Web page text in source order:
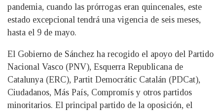
pandemia, cuando las prórrogas eran quincenales, este
estado excepcional tendrá una vigencia de seis meses,
hasta el 9 de mayo.
El Gobierno de Sánchez ha recogido el apoyo del Partido
Nacional Vasco (PNV), Esquerra Republicana de
Catalunya (ERC), Partit Democrátic Catalán (PDCat),
Ciudadanos, Más País, Compromís y otros partidos
minoritarios. El principal partido de la oposición, el